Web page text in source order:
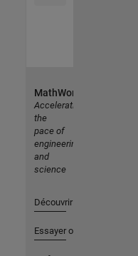
MathWorks
Accelerating
the
pace of
engineering
and
science
Découvrir les produits
Essayer ou acheter